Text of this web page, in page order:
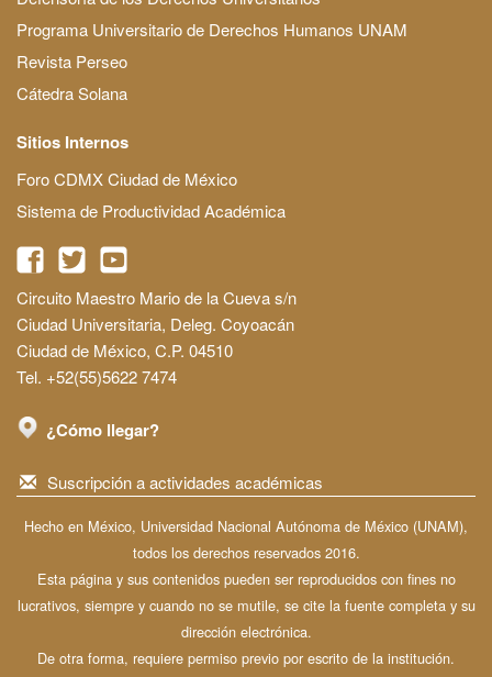
Programa Universitario de Derechos Humanos UNAM
Revista Perseo
Cátedra Solana
Sitios Internos
Foro CDMX Ciudad de México
Sistema de Productividad Académica
Circuito Maestro Mario de la Cueva s/n
Ciudad Universitaria, Deleg. Coyoacán
Ciudad de México, C.P. 04510
Tel. +52(55)5622 7474
¿Cómo llegar?
Suscripción a actividades académicas
Hecho en México, Universidad Nacional Autónoma de México (UNAM),
todos los derechos reservados 2016.
Esta página y sus contenidos pueden ser reproducidos con fines no
lucrativos, siempre y cuando no se mutile, se cite la fuente completa y su
dirección electrónica.
De otra forma, requiere permiso previo por escrito de la institución.